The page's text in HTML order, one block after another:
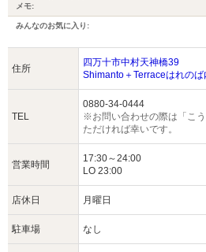
メモ:
みんなのお気に入り:
住所
四万十市中村天神橋39
Shimanto＋Terraceはれのば
TEL
0880-34-0444
※お問い合わせの際は「こ
ただければ幸いです。
営業時間
17:30～24:00
LO 23:00
店休日 月曜日
駐車場 なし